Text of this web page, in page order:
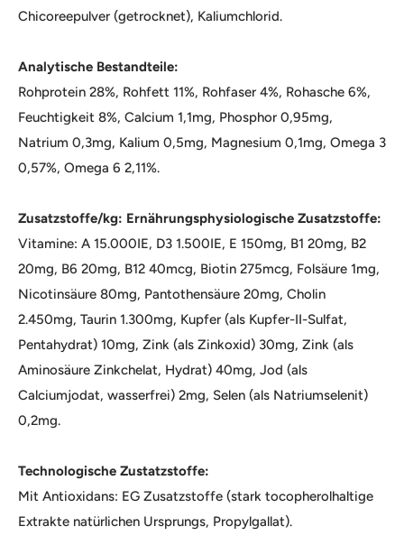
Chicoreepulver (getrocknet), Kaliumchlorid.
Analytische Bestandteile:
Rohprotein 28%, Rohfett 11%, Rohfaser 4%, Rohasche 6%,
Feuchtigkeit 8%, Calcium 1,1mg, Phosphor 0,95mg,
Natrium 0,3mg, Kalium 0,5mg, Magnesium 0,1mg, Omega 3
0,57%, Omega 6 2,11%.
Zusatzstoffe/kg: Ernährungsphysiologische Zusatzstoffe:
Vitamine: A 15.000IE, D3 1.500IE, E 150mg, B1 20mg, B2
20mg, B6 20mg, B12 40mcg, Biotin 275mcg, Folsäure 1mg,
Nicotinsäure 80mg, Pantothensäure 20mg, Cholin
2.450mg, Taurin 1.300mg, Kupfer (als Kupfer-II-Sulfat,
Pentahydrat) 10mg, Zink (als Zinkoxid) 30mg, Zink (als
Aminosäure Zinkchelat, Hydrat) 40mg, Jod (als
Calciumjodat, wasserfrei) 2mg, Selen (als Natriumselenit)
0,2mg.
Technologische Zustatzstoffe:
Mit Antioxidans: EG Zusatzstoffe (stark tocopherolhaltige
Extrakte natürlichen Ursprungs, Propylgallat).